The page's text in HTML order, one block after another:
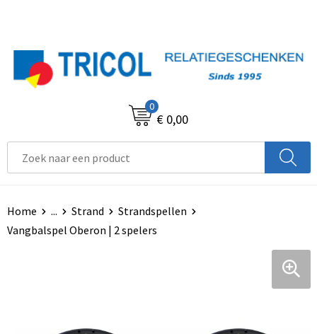
0
€ 0,00
Home ... Strand
Strandspellen
Vangbalspel Oberon | 2 spelers